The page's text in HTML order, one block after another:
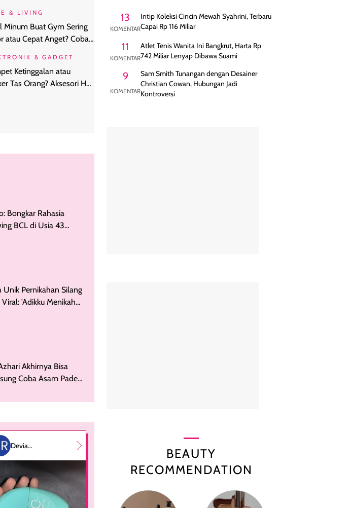
& LIVING
Minum Buat Gym Sering
atau Cepat Anget? Coba
& GADGET
Ketinggalan atau
Tas Orang? Aksesori HP
Bongkar Rahasia
BCL di Usia 43
Unik Pernikahan Silang
'Adikku Menikah
Akhirnya Bisa
Coba Asam Padeh-
Devia
13
KOMENTAR
Intip Koleksi Cincin Mewah Syahrini, Terbaru
Capai Rp 116 Miliar
11
KOMENTAR
Atlet Tenis Wanita Ini Bangkrut, Harta Rp
742 Miliar Lenyap Dibawa Suami
9
KOMENTAR
Sam Smith Tunangan dengan Desainer
Christian Cowan, Hubungan Jadi
Kontroversi
BEAUTY
RECOMMENDATION